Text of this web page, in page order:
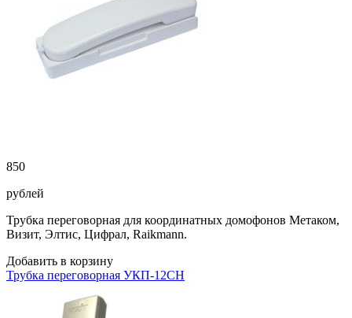
850
рублей
Трубка переговорная для координатных домофонов Метаком,
Визит, Элтис, Цифрал, Raikmann.
Добавить в корзину
Трубка переговорная УКП-12CH